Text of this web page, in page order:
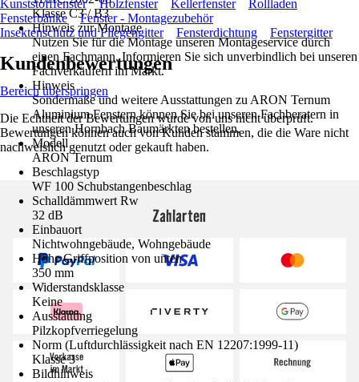
Klasse C3 / B3
Hinweis zur Montage
Nutzen Sie für die Montage unseren Montageservice durch
einen Fachmann. Informieren Sie sich unverbindlich bei unseren
Fachverkäufern im Markt.
Hinweis
Sondermaße und weitere Ausstattungen zu ARON Ternum
Aluminium Fenstern können Sie bei unseren Fachberatern in
unseren Hornbach Baumärkten bestellen.
Modell
ARON Ternum
Beschlagstyp
WF 100 Schubstangenbeschlag
Schalldämmwert Rw
32 dB
Einbauort
Nichtwohngebäude, Wohngebäude
Höhe Griffposition von unten
350 mm
Widerstandsklasse
Keine
Ausstattung
Pilzkopfverriegelung
Norm (Luftdurchlässigkeit nach EN 12207:1999-11)
Klasse 3
Bildhinweis
Kunststofffenster Holzfenster Kellerfenster
Rollladen
Fensterbänke
Fenster - Montagezubehör
Insektenschutz und Fliegengitter
Fensterdichtung Fenstergitter
Kundenbewertungen
Bereich überspringen
Die Echtheit der Bewertungen wurde von uns nicht überprüft.
Bewertungen können auch von Kunden stammen, die die Ware nicht
nachweislich genutzt oder gekauft haben.
Zahlarten